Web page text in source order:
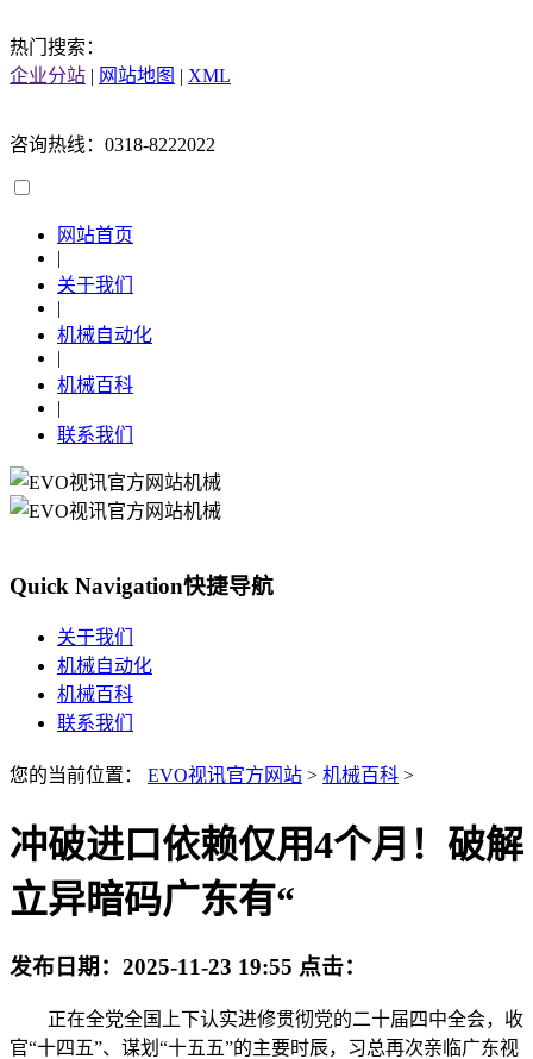
热门搜索：
企业分站 | 网站地图 | XML
咨询热线：0318-8222022
网站首页
|
关于我们
|
机械自动化
|
机械百科
|
联系我们
Quick Navigation快捷导航
关于我们
机械自动化
机械百科
联系我们
您的当前位置： EVO视讯官方网站 > 机械百科 >
冲破进口依赖仅用4个月！破解
立异暗码广东有“
发布日期： 2025-11-23 19:55 点击：
正在全党全国上下认实进修贯彻党的二十届四中全会，收
官“十四五”、谋划“十五五”的主要时辰，习总再次亲临广东视